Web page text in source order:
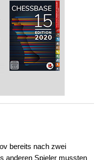
bereits nach zwei
anderen Spieler mussten